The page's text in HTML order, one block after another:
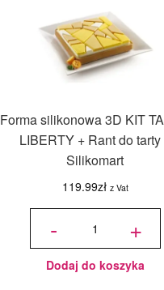
Forma silikonowa 3D KIT
LIBERTY + Rant do tarty
Silikomart
119.99zł z Vat
-
ilość
3D KIT
TARTE
+ Rant do
tarty -
+
Dodaj do koszyka